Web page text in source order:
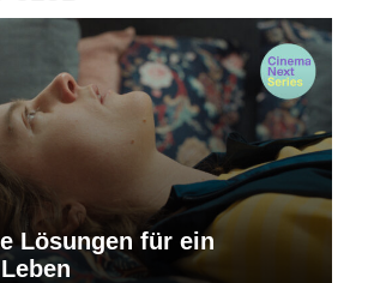
Lösungen für ein